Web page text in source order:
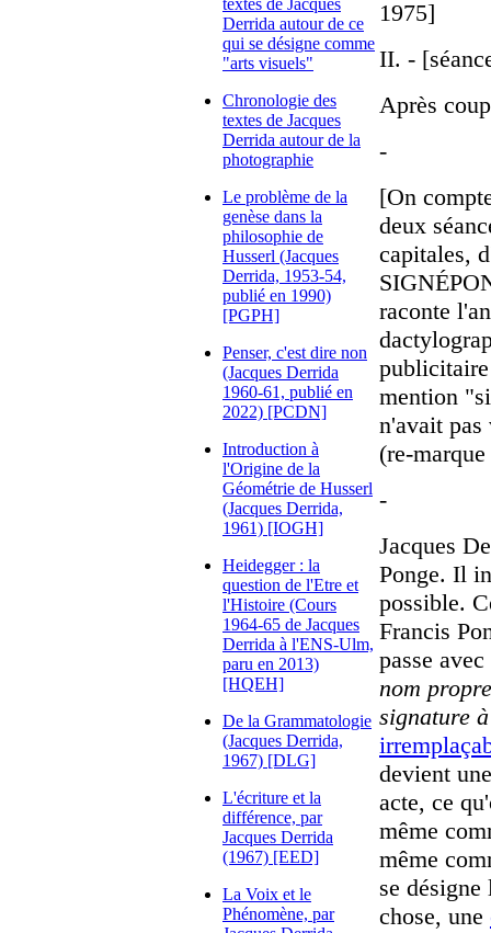
textes de Jacques
Derrida autour de ce
qui se désigne comme
"arts visuels"
Chronologie des
textes de Jacques
Derrida autour de la
photographie
Le problème de la
genèse dans la
philosophie de
Husserl (Jacques
Derrida, 1953-54,
publié en 1990)
[PGPH]
Penser, c'est dire non
(Jacques Derrida
1960-61, publié en
2022) [PCDN]
Introduction à
l'Origine de la
Géométrie de Husserl
(Jacques Derrida,
1961) [IOGH]
Heidegger : la
question de l'Etre et
l'Histoire (Cours
1964-65 de Jacques
Derrida à l'ENS-Ulm,
paru en 2013)
[HQEH]
De la Grammatologie
(Jacques Derrida,
1967) [DLG]
L'écriture et la
différence, par
Jacques Derrida
(1967) [EED]
La Voix et le
Phénomène, par
1975]
II. -
Après
-
[On
deux
capitales,
raconte
mention
n'avait pas
(re-
-
Jacques
Ponge. Il
possible.
Francis
passe
nom
signature
devient
acte, ce
même
même
se
chose, une